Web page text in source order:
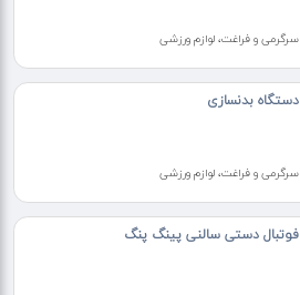
سرگرمی و فراغت، لوازم ورزشی
دستگاه بدنسازی
سرگرمی و فراغت، لوازم ورزشی
فوتبال دستی سالنی پینگ پنگ